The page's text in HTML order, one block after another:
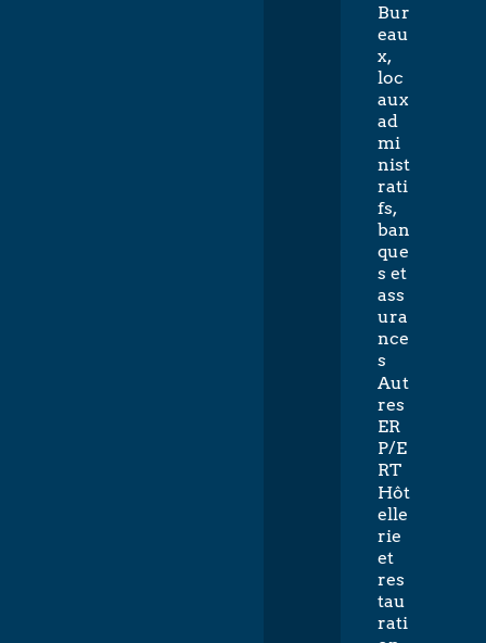
Bur
eau
x,
loc
aux
ad
mi
nist
rati
fs,
ban
que
s et
ass
ura
nce
s
Aut
res
ER
P/E
RT
Hôt
elle
rie
et
res
tau
rati